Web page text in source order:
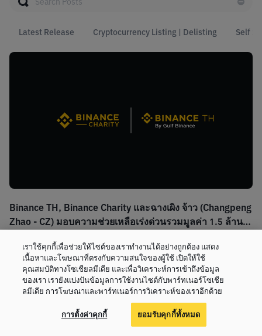
Latest Release Cryptocurrency Listing | Delisting Self
Binance TH, Binance Charity และฉางเผิง จ้าว (Changpeng
Zhao - CZ) มอบความช่วยเหลือเร่งด่วนรวมมูลค่า 1.5 ล้าน
2025-04-01
เราใช้คุกกี้เพื่อช่วยให้ไซต์ของเราทำงานได้อย่างถูกต้อง แสดง
เนื้อหาและโฆษณาที่ตรงกับความสนใจของผู้ใช้ เปิดให้ใช้
คุณสมบัติทางโซเชียลมีเดีย และเพื่อวิเคราะห์การเข้าถึงข้อมูล
ของเรา เรายังแบ่งปันข้อมูลการใช้งานไซต์กับพาร์ทเนอร์โซเชีย
ลมีเดีย การโฆษณาและพาร์ทเนอร์การวิเคราะห์ของเราอีกด้วย
การตั้งค่าคุกกี้ ยอมรับคุกกี้ทั้งหมด